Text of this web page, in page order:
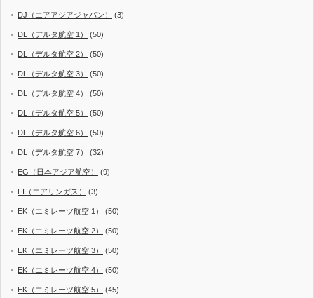
DJ（エアアジアジャパン） (3)
DL（デルタ航空 1） (50)
DL（デルタ航空 2） (50)
DL（デルタ航空 3） (50)
DL（デルタ航空 4） (50)
DL（デルタ航空 5） (50)
DL（デルタ航空 6） (50)
DL（デルタ航空 7） (32)
EG（日本アジア航空） (9)
EI（エアリンガス） (3)
EK（エミレーツ航空 1） (50)
EK（エミレーツ航空 2） (50)
EK（エミレーツ航空 3） (50)
EK（エミレーツ航空 4） (50)
EK（エミレーツ航空 5） (45)